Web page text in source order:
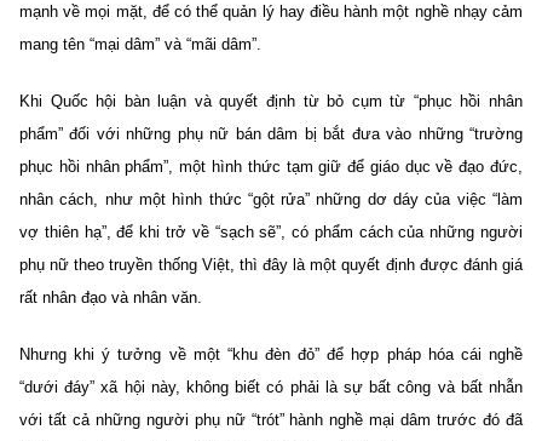
mạnh về mọi mặt, để có thể quản lý hay điều hành một nghề nhạy cảm
mang tên “mại dâm” và “mãi dâm”.
Khi Quốc hội bàn luận và quyết định từ bỏ cụm từ “phục hồi nhân
phẩm” đối với những phụ nữ bán dâm bị bắt đưa vào những “trường
phục hồi nhân phẩm”, một hình thức tạm giữ để giáo dục về đạo đức,
nhân cách, như một hình thức “gột rửa” những dơ dáy của việc “làm
vợ thiên hạ”, để khi trở về “sạch sẽ”, có phẩm cách của những người
phụ nữ theo truyền thống Việt, thì đây là một quyết định được đánh giá
rất nhân đạo và nhân văn.
Nhưng khi ý tưởng về một “khu đèn đỏ” để hợp pháp hóa cái nghề
“dưới đáy” xã hội này, không biết có phải là sự bất công và bất nhẫn
với tất cả những người phụ nữ “trót” hành nghề mại dâm trước đó đã